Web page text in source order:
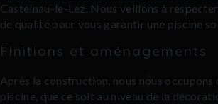
Castelnau-le-Lez. Nous veillons à
de qualité pour vous garantir une piscine
Finitions et aménagements
Après la construction, nous nous
piscine, que ce soit au niveau de la